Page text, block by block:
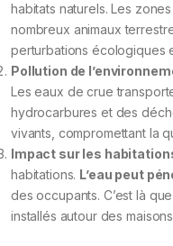
habitats naturels. Les
nombreux animaux
perturbations écologiques
Pollution de
Les eaux de crue
hydrocarbures et des
vivants, compromettant la
Impact sur les
habitations. L’eau peut
des occupants. C’est là
installés autour des